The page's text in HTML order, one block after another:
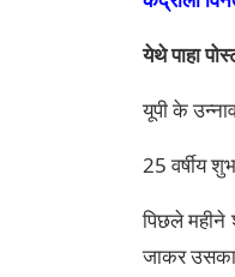
येथे पाहा
यूपी के
25 वर्षीय
पिछले
जाकर